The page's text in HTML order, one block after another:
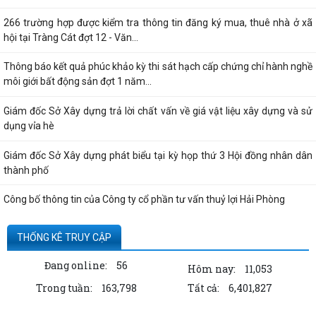
266 trường hợp được kiểm tra thông tin đăng ký mua, thuê nhà ở xã
hội tại Tràng Cát đợt 12 - Văn...
Thông báo kết quả phúc khảo kỳ thi sát hạch cấp chứng chỉ hành nghề
môi giới bất động sản đợt 1 năm...
Giám đốc Sở Xây dựng trả lời chất vấn về giá vật liệu xây dựng và sử
dụng vỉa hè
Giám đốc Sở Xây dựng phát biểu tại kỳ họp thứ 3 Hội đồng nhân dân
thành phố
Công bố thông tin của Công ty cổ phần tư vấn thuỷ lợi Hải Phòng
Quyết định công bố thủ tục hành chính nội bộ được sửa đổi, bổ sung
thuộc phạm vi, chức năng quản lý...
Thông tin về số lượng căn hộ chung cư thuộc dự án Hoàng Huy Sở Dầu
đã bán cho các tổ chức, cá nhân...
THỐNG KÊ TRUY CẬP
Đang online: 56 Hôm nay:
11,053
Trong tuần:
163,798 Tất cả: 6,401,827